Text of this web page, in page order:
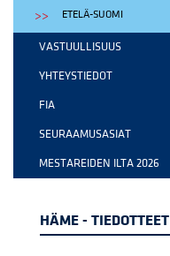
ETELÄ-SUOMI
VASTUULLISUUS
YHTEYSTIEDOT
FIA
SEURAAMUSASIAT
MESTAREIDEN ILTA 2026
HÄME - TIEDOTTEET